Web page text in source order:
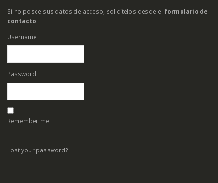
Si no posee sus datos de acceso, solicítelos desde el formulario de
contacto.
Username
Password
Remember me
Lost your password?